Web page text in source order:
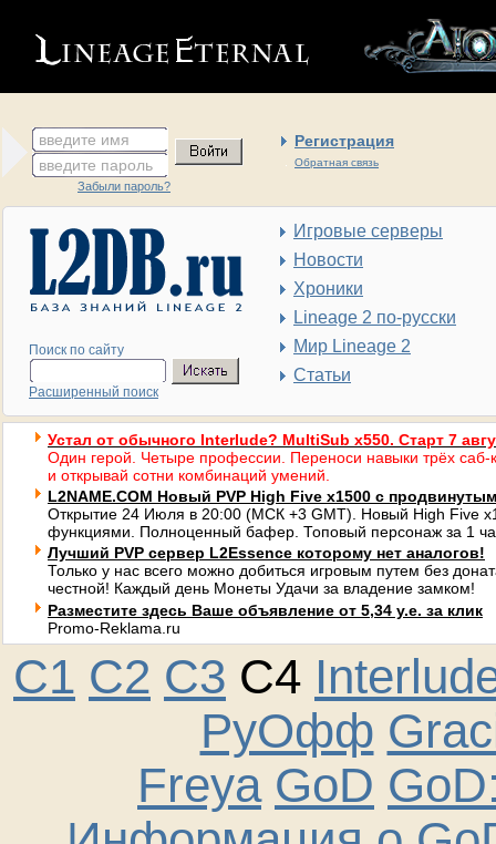
введите имя Регистрация
Обратная связь
введите пароль
Забыли пароль?
Поиск по сайту
Расширенный поиск
Игровые серверы
Новости
Хроники
Lineage 2 по-русски
Мир Lineage 2
Статьи
Устал от обычного Interlude? MultiSub x550. Старт 7
Один герой. Четыре профессии. Переноси навыки трёх саб-
и открывай сотни комбинаций умений.
L2NAME.COM Новый PVP High Five x1500 с
Открытие 24 Июля в 20:00 (МСК +3 GMT). Новый High Five
функциями. Полноценный бафер. Топовый персонаж за 1
Лучший PVP сервер L2Essence которому нет аналогов!
Только у нас всего можно добиться игровым путем без
честной! Каждый день Монеты Удачи за владение замком!
Разместите здесь Ваше объявление от 5,34 у.е. за клик
Promo-Reklama.ru
C1 C2 C3 C4
РуОфф
Freya GoD